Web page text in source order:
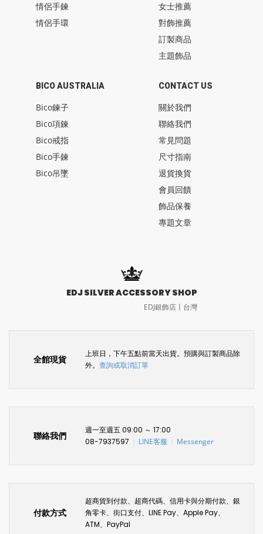
情侶手鍊
情侶手環
BICO AUSTRALIA
Bico鍊子
Bico項鍊
Bico戒指
Bico手鍊
Bico吊墜
女士推薦
對飾推薦
訂製商品
主題飾品
CONTACT US
關於我們
聯絡我們
常見問題
尺寸指南
退貨換貨
會員回饋
飾品保養
專題文章
EDJ SILVER ACCESSORY SHOP
EDJ銀飾店〡台灣
全館現貨
上班日，下午五點前當天出貨。預購與訂製商品除
外。 查詢或取消訂單
聯絡我們
週一至週五 09:00 ～ 17:00
08-7937597
LINE客服 Messenger
付款方式
超商貨到付款、超商代碼、信用卡與分期付款、銀
角零卡、街口支付、LINE Pay、Apple Pay、
ATM、PayPal